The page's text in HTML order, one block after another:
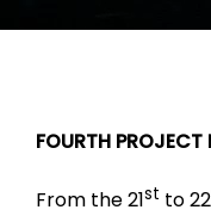
FOURTH PROJECT
From the 21st to 22